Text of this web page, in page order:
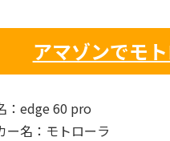
アマゾンでモ
：edge 60 pro
ー名：モトローラ